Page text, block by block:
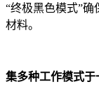
“终极黑色模式”
材料。
集多种工作模式于